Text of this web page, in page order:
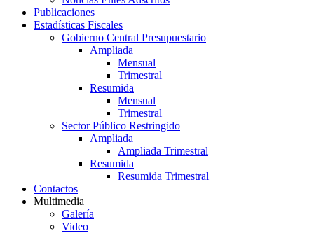
Publicaciones
Estadísticas Fiscales
Gobierno Central Presupuestario
Ampliada
Mensual
Trimestral
Resumida
Mensual
Trimestral
Sector Público Restringido
Ampliada
Ampliada Trimestral
Resumida
Resumida Trimestral
Contactos
Multimedia
Galería
Video